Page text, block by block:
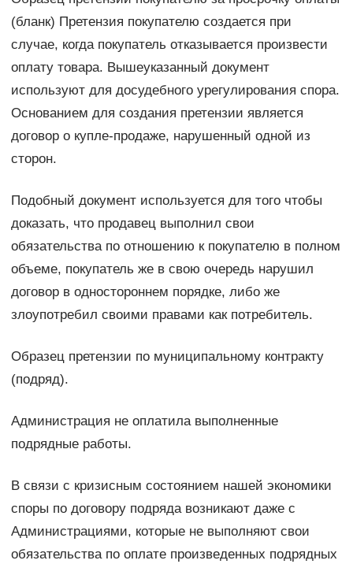
(бланк) Претензия покупателю создается при
случае, когда покупатель отказывается произвести
оплату товара. Вышеуказанный документ
используют для досудебного урегулирования спора.
Основанием для создания претензии является
договор о купле-продаже, нарушенный одной из
сторон.
Подобный документ используется для того чтобы
доказать, что продавец выполнил свои
обязательства по отношению к покупателю в полном
объеме, покупатель же в свою очередь нарушил
договор в одностороннем порядке, либо же
злоупотребил своими правами как потребитель.
Образец претензии по муниципальному контракту
(подряд).
Администрация не оплатила выполненные
подрядные работы.
В связи с кризисным состоянием нашей экономики
споры по договору подряда возникают даже с
Администрациями, которые не выполняют свои
обязательства по оплате произведенных подрядных